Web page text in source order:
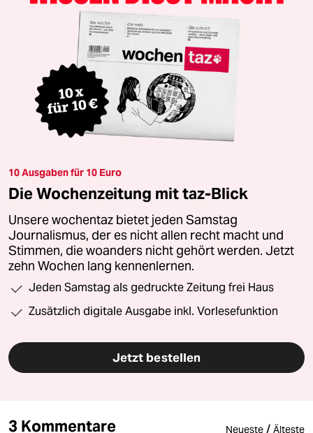
10 Ausgaben für 10 Euro
Die Wochenzeitung mit taz-Blick
Unsere wochentaz bietet jeden Samstag
Journalismus, der es nicht allen recht macht und
Stimmen, die woanders nicht gehört werden. Jetzt
zehn Wochen lang kennenlernen.
Jeden Samstag als gedruckte Zeitung frei Haus
Zusätzlich digitale Ausgabe inkl. Vorlesefunktion
Jetzt bestellen
3 Kommentare Neueste / Älteste